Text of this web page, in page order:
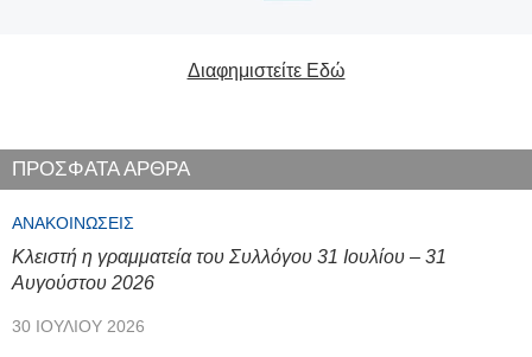
Διαφημιστείτε Εδώ
ΠΡΟΣΦΑΤΑ ΑΡΘΡΑ
ΑΝΑΚΟΙΝΏΣΕΙΣ
Κλειστή η γραμματεία του Συλλόγου 31 Ιουλίου – 31
Αυγούστου 2026
30 ΙΟΥΛΊΟΥ 2026